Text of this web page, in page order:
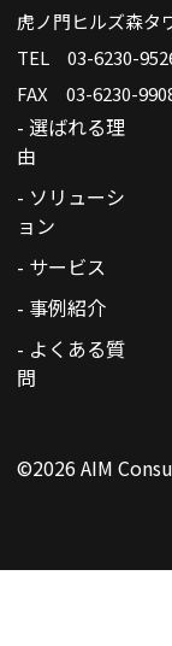
虎ノ門ヒルズ森タ
TEL 03-6230-
FAX 03-6230-
- 選ばれる理
由
- ソリューシ
ョン
- サービス
- 事例紹介
- よくある質
問
©2026 AIM